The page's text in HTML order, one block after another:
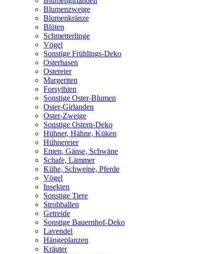
Blumenzweige
Blumenkränze
Blüten
Schmetterlinge
Vögel
Sonstige Frühlings-Deko
Osterhasen
Ostereier
Margeriten
Forsythien
Sonstige Oster-Blumen
Oster-Girlanden
Oster-Zweige
Sonstige Ostern-Deko
Hühner, Hähne, Küken
Hühnereier
Enten, Gänse, Schwäne
Schafe, Lämmer
Kühe, Schweine, Pferde
Vögel
Insekten
Sonstige Tiere
Strohballen
Getreide
Sonstige Bauernhof-Deko
Lavendel
Hängeplanzen
Kräuter